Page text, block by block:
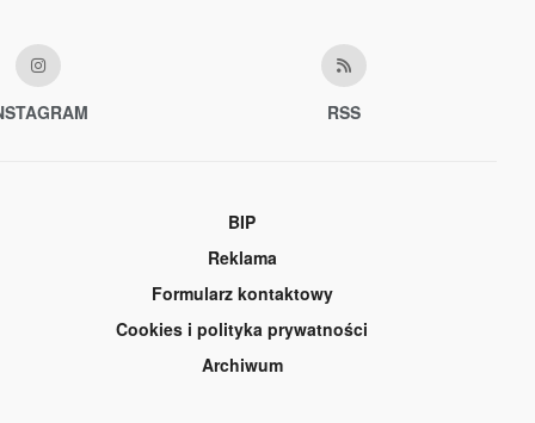
RSS
BIP
Reklama
Formularz kontaktowy
Cookies i polityka prywatności
Archiwum